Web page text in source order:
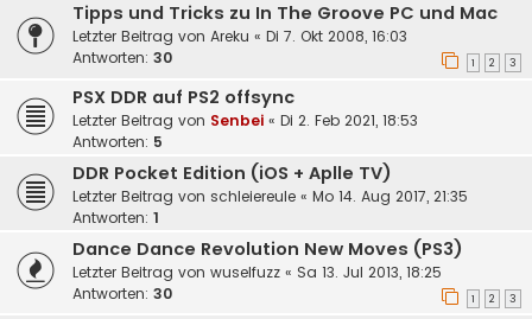
Tipps und Tricks zu In The Groove PC und Mac
Letzter Beitrag von Areku « Di 7. Okt 2008, 16:03
Antworten: 30 1 2 3
PSX DDR auf PS2 offsync
Letzter Beitrag von Senbei « Di 2. Feb 2021, 18:53
Antworten: 5
DDR Pocket Edition (iOS + Aplle TV)
Letzter Beitrag von schleiereule « Mo 14. Aug 2017, 21:35
Antworten: 1
Dance Dance Revolution New Moves (PS3)
Letzter Beitrag von wuselfuzz « Sa 13. Jul 2013, 18:25
Antworten: 30 1 2 3